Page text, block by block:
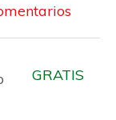
GRATIS